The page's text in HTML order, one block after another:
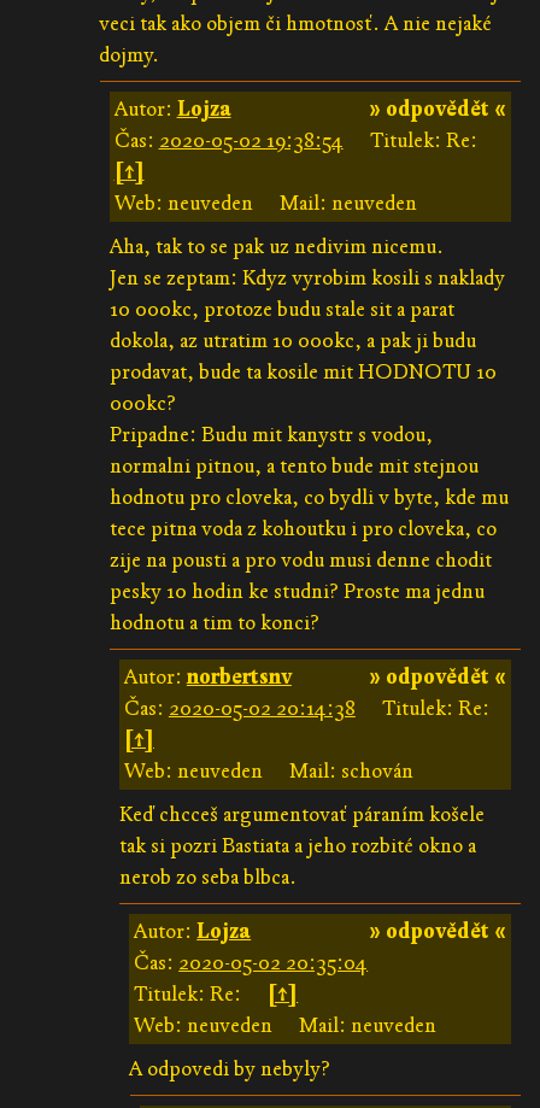
veci tak ako objem či hmotnosť. A nie nejaké
dojmy.
» odpovědět «
Autor: Lojza
Čas: 2020-05-02 19:38:54
Titulek: Re:
[↑]
Web: neuveden
Mail: neuveden
Aha, tak to se pak uz nedivim nicemu.
Jen se zeptam: Kdyz vyrobim kosili s naklady
10 000kc, protoze budu stale sit a parat
dokola, az utratim 10 000kc, a pak ji budu
prodavat, bude ta kosile mit HODNOTU 10
000kc?
Pripadne: Budu mit kanystr s vodou,
normalni pitnou, a tento bude mit stejnou
hodnotu pro cloveka, co bydli v byte, kde mu
tece pitna voda z kohoutku i pro cloveka, co
zije na pousti a pro vodu musi denne chodit
pesky 10 hodin ke studni? Proste ma jednu
hodnotu a tim to konci?
» odpovědět «
Autor:norbertsnv
Čas: 2020-05-02 20:14:38
Titulek: Re:
[↑]
Web: neuveden
Mail: schován
Keď chcceš argumentovať páraním košele
tak si pozri Bastiata a jeho rozbité okno a
nerob zo seba blbca.
» odpovědět «
Autor:Lojza
Čas: 2020-05-02 20:35:04
Titulek: Re:
[↑]
Web: neuveden
Mail: neuveden
A odpovedi by nebyly?